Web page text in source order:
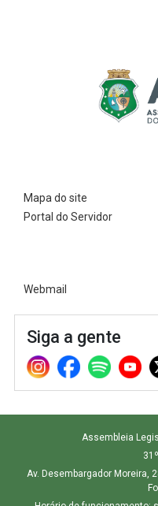
Mapa do site
Portal do Servidor
Webmail
Siga a gente
Assembleia
Av. Desembargador Moreira,